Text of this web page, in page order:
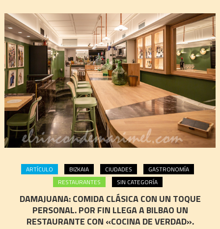
ARTÍCULO BIZKAIA CIUDADES
GASTRONOMÍA
RESTAURANTES
SIN CATEGORÍA
DAMAJUANA: COMIDA CLÁSICA CON UN TOQUE
PERSONAL. POR FIN LLEGA A BILBAO UN
RESTAURANTE CON «COCINA DE VERDAD».